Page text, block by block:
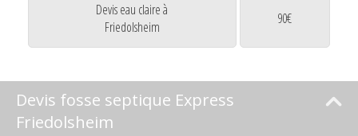
Devis eau claire à
Friedolsheim
90€
Devis fosse septique Express
Friedolsheim